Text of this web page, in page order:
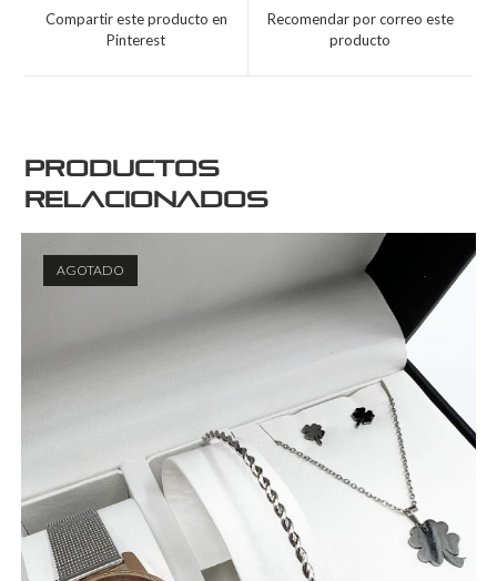
Compartir este producto en
Pinterest
Recomendar por correo este
producto
Productos
relacionados
AGOTADO